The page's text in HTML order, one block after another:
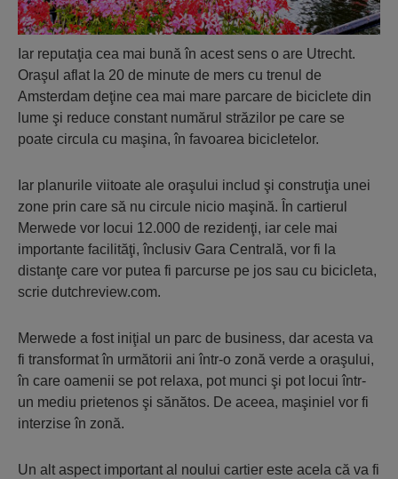
Iar reputaţia cea mai bună în acest sens o are Utrecht.
Oraşul aflat la 20 de minute de mers cu trenul de
Amsterdam deţine cea mai mare parcare de biciclete din
lume şi reduce constant numărul străzilor pe care se
poate circula cu maşina, în favoarea bicicletelor.
Iar planurile viitoate ale oraşului includ şi construţia unei
zone prin care să nu circule nicio maşină. În cartierul
Merwede vor locui 12.000 de rezidenţi, iar cele mai
importante facilităţi, înclusiv Gara Centrală, vor fi la
distanţe care vor putea fi parcurse pe jos sau cu bicicleta,
scrie dutchreview.com.
Merwede a fost iniţial un parc de business, dar acesta va
fi transformat în următorii ani într-o zonă verde a oraşului,
în care oamenii se pot relaxa, pot munci şi pot locui într-
un mediu prietenos şi sănătos. De aceea, maşiniel vor fi
interzise în zonă.
Un alt aspect important al noului cartier este acela că va fi